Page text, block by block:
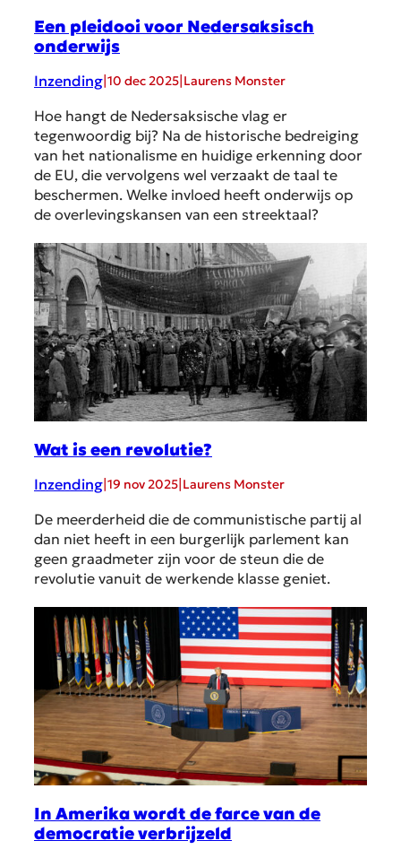
Een pleidooi voor Nedersaksisch
onderwijs
Inzending 10 dec 2025 Laurens Monster
Hoe hangt de Nedersaksische vlag er
tegenwoordig bij? Na de historische bedreiging
van het nationalisme en huidige erkenning door
de EU, die vervolgens wel verzaakt de taal te
beschermen. Welke invloed heeft onderwijs op
de overlevingskansen van een streektaal?
Wat is een revolutie?
Inzending 19 nov 2025 Laurens Monster
De meerderheid die de communistische partij al
dan niet heeft in een burgerlijk parlement kan
geen graadmeter zijn voor de steun die de
revolutie vanuit de werkende klasse geniet.
In Amerika wordt de farce van de
democratie verbrijzeld